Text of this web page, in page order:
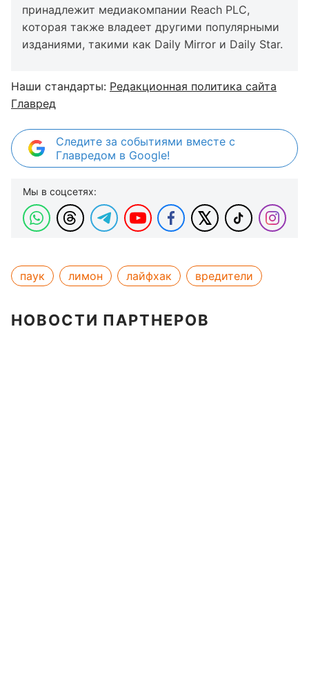
принадлежит медиакомпании Reach PLC,
которая также владеет другими популярными
изданиями, такими как Daily Mirror и Daily Star.
Наши стандарты: Редакционная политика сайта
Главред
Следите за событиями вместе с
Главредом в Google!
Мы в соцсетях:
паук лимон лайфхак вредители
НОВОСТИ ПАРТНЕРОВ